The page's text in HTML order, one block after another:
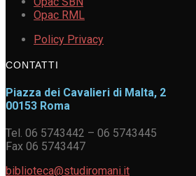
Opac RML
Policy Privacy
CONTATTI
Piazza dei Cavalieri di Malta, 2
00153 Roma
Tel. 06 5743442 – 06 5743445
Fax 06 5743447
biblioteca@studiromani.it